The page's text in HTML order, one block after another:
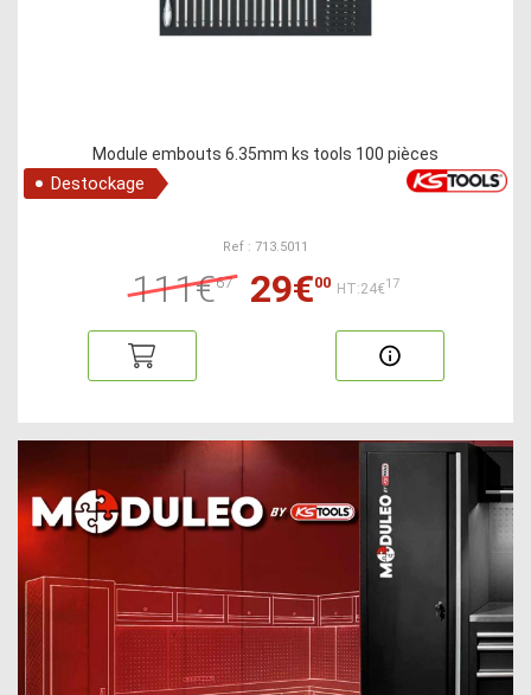
Module embouts 6.35mm ks tools 100 pièces
Destockage
Ref : 713.5011
111€67 29€00 HT:24€17